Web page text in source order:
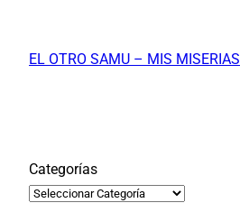
contenido
EL OTRO SAMU – MIS MISERIAS
Categorías